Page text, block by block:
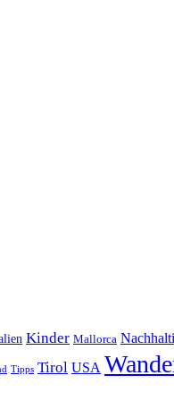
Kinder Mallorca
Tipps Tirol USA